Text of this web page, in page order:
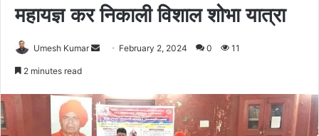
महायज्ञ कर निकाली विशाल शोभा यात्रा
Umesh Kumar
Send February 2, 2024 0 11
2 minutes read